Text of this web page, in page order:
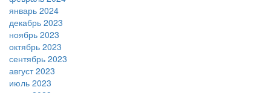
январь 2024
декабрь 2023
ноябрь 2023
октябрь 2023
сентябрь 2023
август 2023
июль 2023